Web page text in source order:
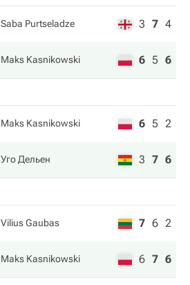
Saba Purtseladze 3 7 4
Maks Kasnikowski 6 5 6
Maks Kasnikowski 6 5 2
Уго Дельен 3 7 6
Vilius Gaubas 7 6 2
Maks Kasnikowski 6 7 6